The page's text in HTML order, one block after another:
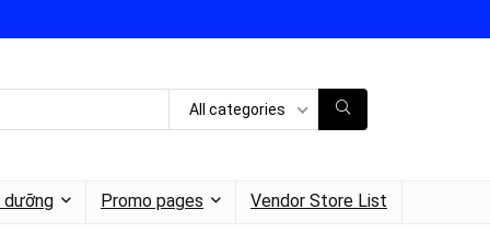
All categories
dưỡng Promo pages Vendor Store List